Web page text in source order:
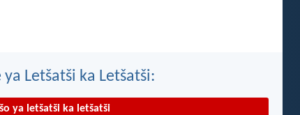
Letšatši ka Letšatši:
ya letšatši ka letšatši